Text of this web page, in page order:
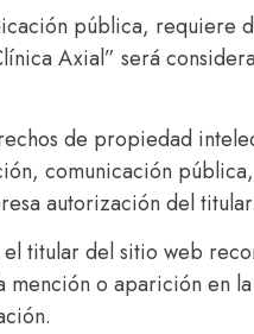
pública, requiere
Axial” será
de propiedad
comunicación
autorización del titular.
titular del sitio web
o aparición en